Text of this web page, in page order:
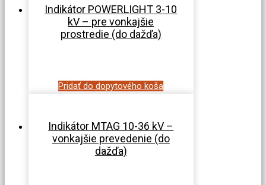
Indikátor POWERLIGHT 3-10
kV – pre vonkajšie
prostredie (do dažďa)
Pridať do dopytového koša
Indikátor MTAG 10-36 kV –
vonkajšie prevedenie (do
dažďa)